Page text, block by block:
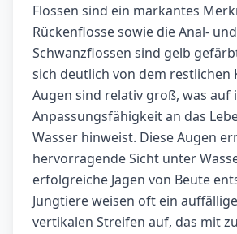
Flossen sind ein markantes
Rückenflosse sowie die Anal- und
Schwanzflossen sind gelb
sich deutlich von dem restlichen
Augen sind relativ groß, was auf
Anpassungsfähigkeit an das
Wasser hinweist. Diese Augen
hervorragende Sicht unter
erfolgreiche Jagen von Beute
Jungtiere weisen oft ein
vertikalen Streifen auf, das mit